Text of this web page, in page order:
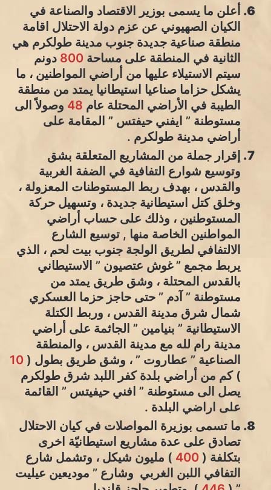
أعلن ما يسمى بوزير الاقتصاد والصناعة في
الكيان الصهيوني عن عزم دولة الاحتلال اقامة
منطقة صناعية جديدة جنوب مدينة طولكرم هي
الثانية في المنطقة على مساحة 800 دونم
سيتم الاستيلاء عليها من أراضي المواطنين ، ما
يشكل حزاما صناعيا استيطانيا يمتد من منطقة
الطيبة في الأراضي المحتلة عام 48 وصولاً الى
مستوطنة ” ايفني حيفتس ” المقامة على
أراضي مدينة طولكرم .
إقرار جملة من المشاريع المتعلقة بشق
وتوسيع شوارع التفافية في الضفة الغربية
والقدس ، بهدف ربط المستوطنات المعزولة ،
وخلق كتل استيطانية جديدة ، وتسهيل حركة
المستوطنين ، وذلك على حساب أراضي
المواطنين الخاصة منها , توسيع الشارع
الالتفافي لطريق الولجة جنوب بيت لحم ، الذي
يربط مجمع ” غوش عتصيون ” الاستيطاني
بالقدس المحتلة ، وشق طريق يمتد من
مستوطنة ” آدم ” حتى حاجز حزما العسكري
شمال شرق مدينة القدس ، وربط الكتلة
الاستيطانية ” بنيامين ” الجاثمة على أراضي
مدينة رام لله مع مدينة القدس ، والمنطقة
الصناعية ” عطاروت ” ، وشق طريق بطول ( 10
) كم من أراضي بلدة كفر اللبد شرق طولكرم
يصل الى مستوطنة ” افني حيفيتس ” القائمة
على اراضي البلدة .
ما تسمى بوزيرة المواصلات في كيان الاحتلال
تصادق على عدة مشاريع استيطانيّة اخرى
بتكلفة ( 400 ) مليون شيكل ، وتشمل شارع
التفافي اللبن الغربي وشارع ” موديعين عيليت